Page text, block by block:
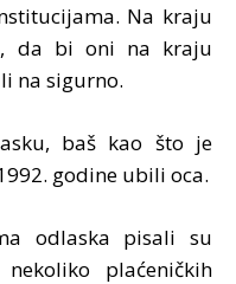
Na kraju
da bi oni na kraju
na sigurno.
baš kao što je
godine ubili oca.
odlaska pisali su
plaćeničkih